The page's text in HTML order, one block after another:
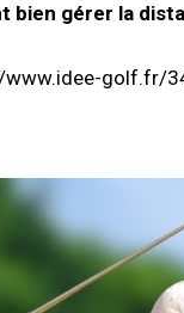
bien gérer la
www.idee-golf.fr/